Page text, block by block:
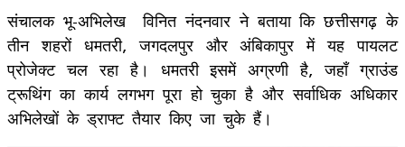
​संचालक भू-अभिलेख विनित नंदनवार ने बताया कि छत्तीसगढ़ के
तीन शहरों धमतरी, जगदलपुर और अंबिकापुर में यह पायलट
प्रोजेक्ट चल रहा है। धमतरी इसमें अग्रणी है, जहाँ ग्राउंड
ट्रूथिंग का कार्य लगभग पूरा हो चुका है और सर्वाधिक अधिकार
अभिलेखों के ड्राफ्ट तैयार किए जा चुके हैं।